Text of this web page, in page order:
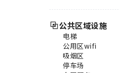
公共区域设施
电梯
公用区wifi
吸烟区
停车场